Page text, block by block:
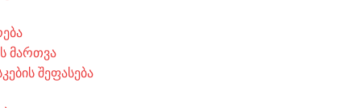
მართვა
შეფასება